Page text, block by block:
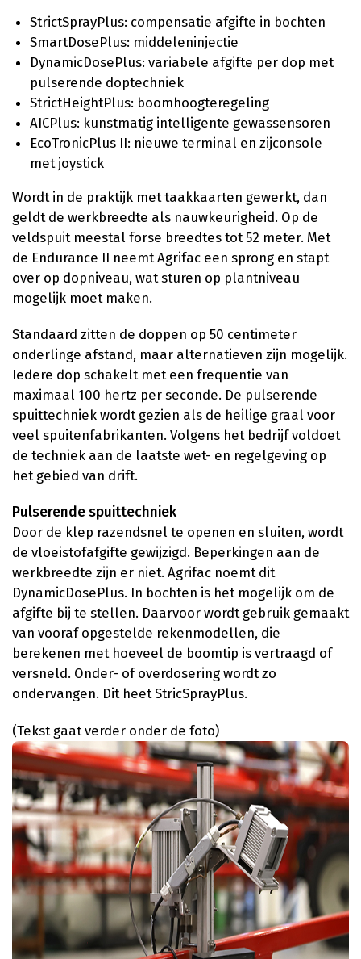
StrictSprayPlus: compensatie afgifte in bochten
SmartDosePlus: middeleninjectie
DynamicDosePlus: variabele afgifte per dop met
pulserende doptechniek
StrictHeightPlus: boomhoogteregeling
AICPlus: kunstmatig intelligente gewassensoren
EcoTronicPlus II: nieuwe terminal en zijconsole
met joystick
Wordt in de praktijk met taakkaarten gewerkt, dan
geldt de werkbreedte als nauwkeurigheid. Op de
veldspuit meestal forse breedtes tot 52 meter. Met
de Endurance II neemt Agrifac een sprong en stapt
over op dopniveau, wat sturen op plantniveau
mogelijk moet maken.
Standaard zitten de doppen op 50 centimeter
onderlinge afstand, maar alternatieven zijn mogelijk.
Iedere dop schakelt met een frequentie van
maximaal 100 hertz per seconde. De pulserende
spuittechniek wordt gezien als de heilige graal voor
veel spuitenfabrikanten. Volgens het bedrijf voldoet
de techniek aan de laatste wet- en regelgeving op
het gebied van drift.
Pulserende spuittechniek
Door de klep razendsnel te openen en sluiten, wordt
de vloeistofafgifte gewijzigd. Beperkingen aan de
werkbreedte zijn er niet. Agrifac noemt dit
DynamicDosePlus. In bochten is het mogelijk om de
afgifte bij te stellen. Daarvoor wordt gebruik gemaakt
van vooraf opgestelde rekenmodellen, die
berekenen met hoeveel de boomtip is vertraagd of
versneld. Onder- of overdosering wordt zo
ondervangen. Dit heet StricSprayPlus.
(Tekst gaat verder onder de foto)